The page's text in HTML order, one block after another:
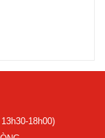
18h00)